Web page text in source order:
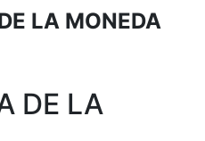
LA MONEDA
DE LA